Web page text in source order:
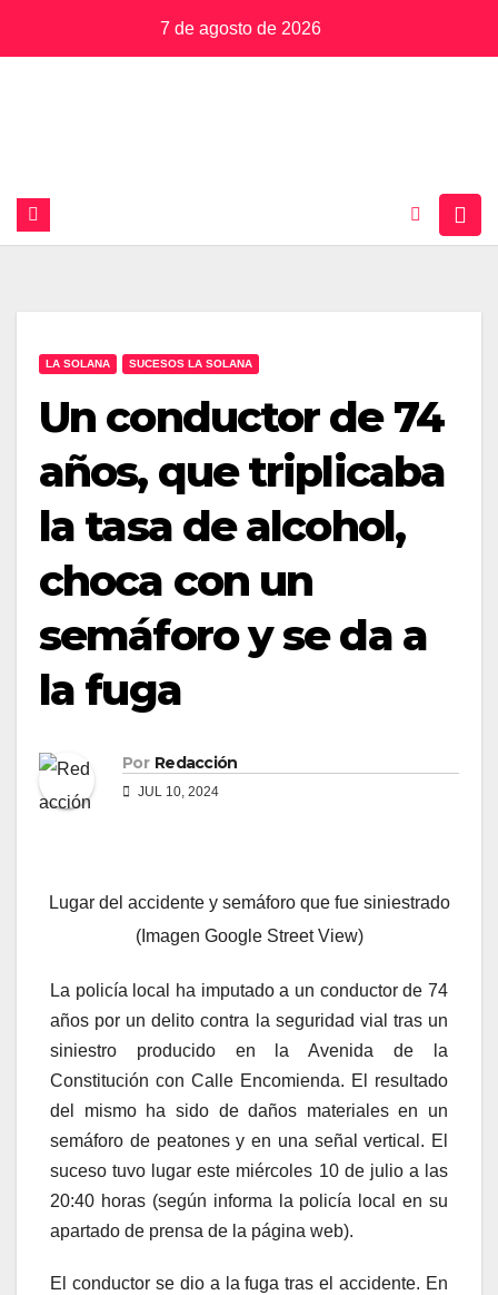
7 de agosto de 2026
LA SOLANA SUCESOS LA SOLANA
Un conductor de 74
años, que triplicaba
la tasa de alcohol,
choca con un
semáforo y se da a
la fuga
Por Redacción
JUL 10, 2024
Lugar del accidente y semáforo que fue siniestrado
(Imagen Google Street View)
La policía local ha imputado a un conductor de 74
años por un delito contra la seguridad vial tras un
siniestro producido en la Avenida de la
Constitución con Calle Encomienda. El resultado
del mismo ha sido de daños materiales en un
semáforo de peatones y en una señal vertical. El
suceso tuvo lugar este miércoles 10 de julio a las
20:40 horas (según informa la policía local en su
apartado de prensa de la página web).
El conductor se dio a la fuga tras el accidente. En